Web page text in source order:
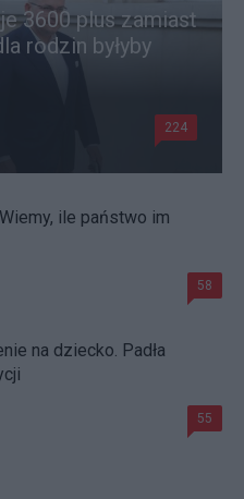
3600 plus zamiast
rodzin byłyby
224
ile państwo im
58
na dziecko. Padła
55